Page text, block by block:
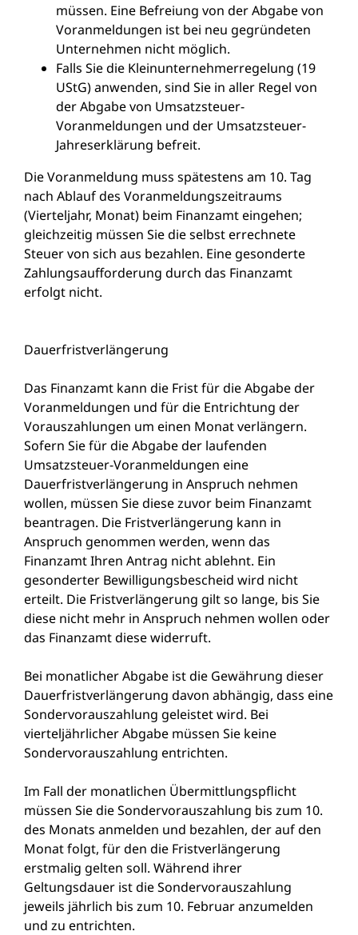
müssen. Eine Befreiung von der Abgabe von
Voranmeldungen ist bei neu gegründeten
Unternehmen nicht möglich.
Falls Sie die Kleinunternehmerregelung (19
UStG) anwenden, sind Sie in aller Regel von
der Abgabe von Umsatzsteuer-
Voranmeldungen und der Umsatzsteuer-
Jahreserklärung befreit.
Die Voranmeldung muss spätestens am 10. Tag
nach Ablauf des Voranmeldungszeitraums
(Vierteljahr, Monat) beim Finanzamt eingehen;
gleichzeitig müssen Sie die selbst errechnete
Steuer von sich aus bezahlen. Eine gesonderte
Zahlungsaufforderung durch das Finanzamt
erfolgt nicht.
Dauerfristverlängerung
Das Finanzamt kann die Frist für die Abgabe der
Voranmeldungen und für die Entrichtung der
Vorauszahlungen um einen Monat verlängern.
Sofern Sie für die Abgabe der laufenden
Umsatzsteuer-Voranmeldungen eine
Dauerfristverlängerung in Anspruch nehmen
wollen, müssen Sie diese zuvor beim Finanzamt
beantragen. Die Fristverlängerung kann in
Anspruch genommen werden, wenn das
Finanzamt Ihren Antrag nicht ablehnt. Ein
gesonderter Bewilligungsbescheid wird nicht
erteilt. Die Fristverlängerung gilt so lange, bis Sie
diese nicht mehr in Anspruch nehmen wollen oder
das Finanzamt diese widerruft.
Bei monatlicher Abgabe ist die Gewährung dieser
Dauerfristverlängerung davon abhängig, dass eine
Sondervorauszahlung geleistet wird. Bei
vierteljährlicher Abgabe müssen Sie keine
Sondervorauszahlung entrichten.
Im Fall der monatlichen Übermittlungspflicht
müssen Sie die Sondervorauszahlung bis zum 10.
des Monats anmelden und bezahlen, der auf den
Monat folgt, für den die Fristverlängerung
erstmalig gelten soll. Während ihrer
Geltungsdauer ist die Sondervorauszahlung
jeweils jährlich bis zum 10. Februar anzumelden
und zu entrichten.